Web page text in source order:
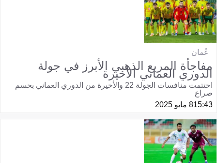
عُمان
مفاجأة المربع الذهبي الأبرز في جولة
الدوري العماني الأخيرة
اختتمت منافسات الجولة 22 والأخيرة من الدوري العماني بحسم
صراع
15:438 مايو 2025